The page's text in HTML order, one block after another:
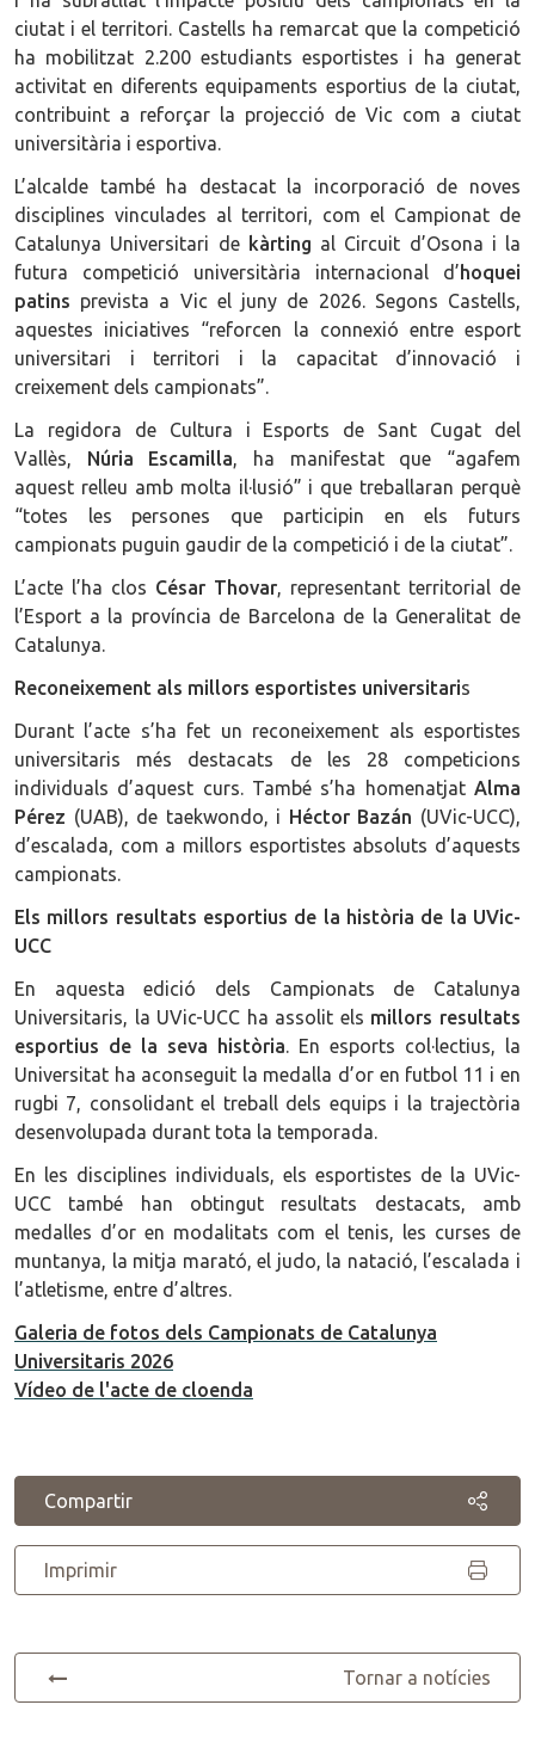
ciutat i el territori. Castells ha remarcat que la competició
ha mobilitzat 2.200 estudiants esportistes i ha generat
activitat en diferents equipaments esportius de la ciutat,
contribuint a reforçar la projecció de Vic com a ciutat
universitària i esportiva.
L’alcalde també ha destacat la incorporació de noves
disciplines vinculades al territori, com el Campionat de
Catalunya Universitari de kàrting al Circuit d’Osona i la
futura competició universitària internacional d’hoquei
patins prevista a Vic el juny de 2026. Segons Castells,
aquestes iniciatives “reforcen la connexió entre esport
universitari i territori i la capacitat d’innovació i
creixement dels campionats”.
La regidora de Cultura i Esports de Sant Cugat del
Vallès,
Núria Escamilla, ha manifestat que “agafem
aquest relleu amb molta il·lusió” i que treballaran perquè
“totes les persones que participin en els futurs
campionats puguin gaudir de la competició i de la ciutat”.
L’acte l’ha clos César Thovar, representant territorial de
l’Esport a la província de Barcelona de la Generalitat de
Catalunya.
Reconeixement als millors esportistes universitaris
Durant l’acte s’ha fet un reconeixement als esportistes
universitaris més destacats de les 28 competicions
individuals d’aquest curs. També s’ha homenatjat Alma
Pérez (UAB), de taekwondo, i Héctor Bazán (UVic-UCC),
d’escalada, com a millors esportistes absoluts d’aquests
campionats.
Els millors resultats esportius de la història de la UVic-
UCC
En aquesta edició dels Campionats de Catalunya
Universitaris, la UVic-UCC ha assolit els millors resultats
esportius de la seva història. En esports col·lectius, la
Universitat ha aconseguit la medalla d’or en futbol 11 i en
rugbi 7, consolidant el treball dels equips i la trajectòria
desenvolupada durant tota la temporada.
En les disciplines individuals, els esportistes de la UVic-
UCC també han obtingut resultats destacats, amb
medalles d’or en modalitats com el tenis, les curses de
muntanya, la mitja marató, el judo, la natació, l’escalada i
l’atletisme, entre d’altres.
Galeria de fotos dels Campionats de Catalunya
Universitaris 2026
Vídeo de l'acte de cloenda
Compartir
Imprimir
Tornar a notícies